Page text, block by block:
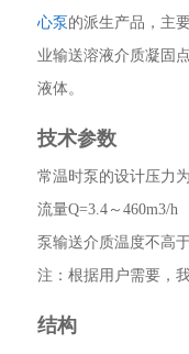
心泵 的派生产品，主
业输送溶液介质凝固
液体。
技术参数
常温时泵的设计压力
流量Q=3.4～460m3/h
泵输送介质温度不高
注：根据用户需要，
结构